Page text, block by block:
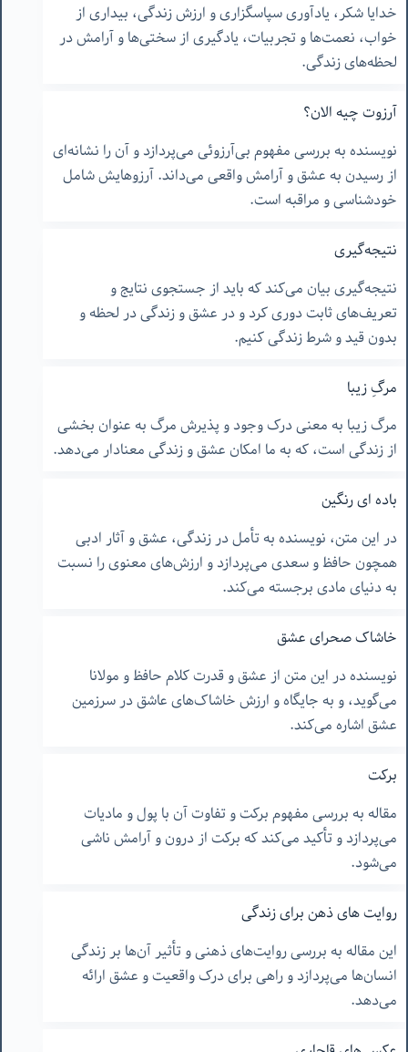
خدایا شکر، یادآوری سپاسگزاری و ارزش زندگی، بیداری از
خواب، نعمت‌ها و تجربیات، یادگیری از سختی‌ها و آرامش در
لحظه‌های زندگی.
آرزوت چیه الان؟
نویسنده به بررسی مفهوم بی‌آرزوئی می‌پردازد و آن را نشانه‌ای
از رسیدن به عشق و آرامش واقعی می‌داند. آرزوهایش شامل
خودشناسی و مراقبه است.
نتیجه‌گیری
نتیجه‌گیری بیان می‌کند که باید از جستجوی نتایج و
تعریف‌های ثابت دوری کرد و در عشق و زندگی در لحظه و
بدون قید و شرط زندگی کنیم.
مرگِ زیبا
مرگ زیبا به معنی درک وجود و پذیرش مرگ به عنوان بخشی
از زندگی است، که به ما امکان عشق و زندگی معنادار می‌دهد.
باده ای رنگین
در این متن، نویسنده به تأمل در زندگی، عشق و آثار ادبی
همچون حافظ و سعدی می‌پردازد و ارزش‌های معنوی را نسبت
به دنیای مادی برجسته می‌کند.
خاشاک صحرای عشق
نویسنده در این متن از عشق و قدرت کلام حافظ و مولانا
می‌گوید، و به جایگاه و ارزش خاشاک‌های عاشق در سرزمین
عشق اشاره می‌کند.
برکت
مقاله به بررسی مفهوم برکت و تفاوت آن با پول و مادیات
می‌پردازد و تأکید می‌کند که برکت از درون و آرامش ناشی
می‌شود.
روایت های ذهن برای زندگی
این مقاله به بررسی روایت‌های ذهنی و تأثیر آن‌ها بر زندگی
انسان‌ها می‌پردازد و راهی برای درک واقعیت و عشق ارائه
می‌دهد.